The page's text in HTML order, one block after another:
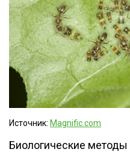
Источник: Magnific.com
Биологические методы